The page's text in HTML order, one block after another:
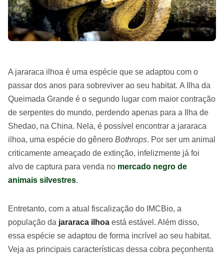
A jararaca ilhoa é uma espécie que se adaptou com o
passar dos anos para sobreviver ao seu habitat. A Ilha da
Queimada Grande é o segundo lugar com maior contração
de serpentes do mundo, perdendo apenas para a Ilha de
Shedao, na China. Nela, é possível encontrar a jararaca
ilhoa, uma espécie do gênero Bothrops. Por ser um animal
criticamente ameaçado de extinção, infelizmente já foi
alvo de captura para venda no mercado negro de
animais silvestres.
Entretanto, com a atual fiscalização do IMCBio, a
população da jararaca ilhoa está estável. Além disso,
essa espécie se adaptou de forma incrível ao seu habitat.
Veja as principais características dessa cobra peçonhenta